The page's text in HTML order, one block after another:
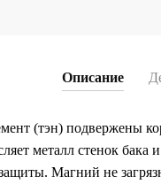
Описание
(тэн) подвержены
металл стенок
Магний не